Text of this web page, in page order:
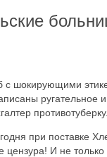
с шокирующими
при поставке
цензура! И не